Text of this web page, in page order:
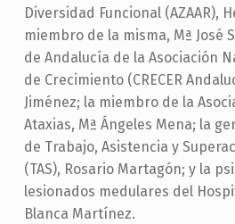
Diversidad Funcional (AZAAR),
miembro de la misma, Mª José
de Andalucía de la Asociación
de Crecimiento (CRECER
Jiménez; la miembro de la
Ataxias, Mª Ángeles Mena; la
de Trabajo, Asistencia y
(TAS), Rosario Martagón; y la
lesionados medulares del
Blanca Martínez.